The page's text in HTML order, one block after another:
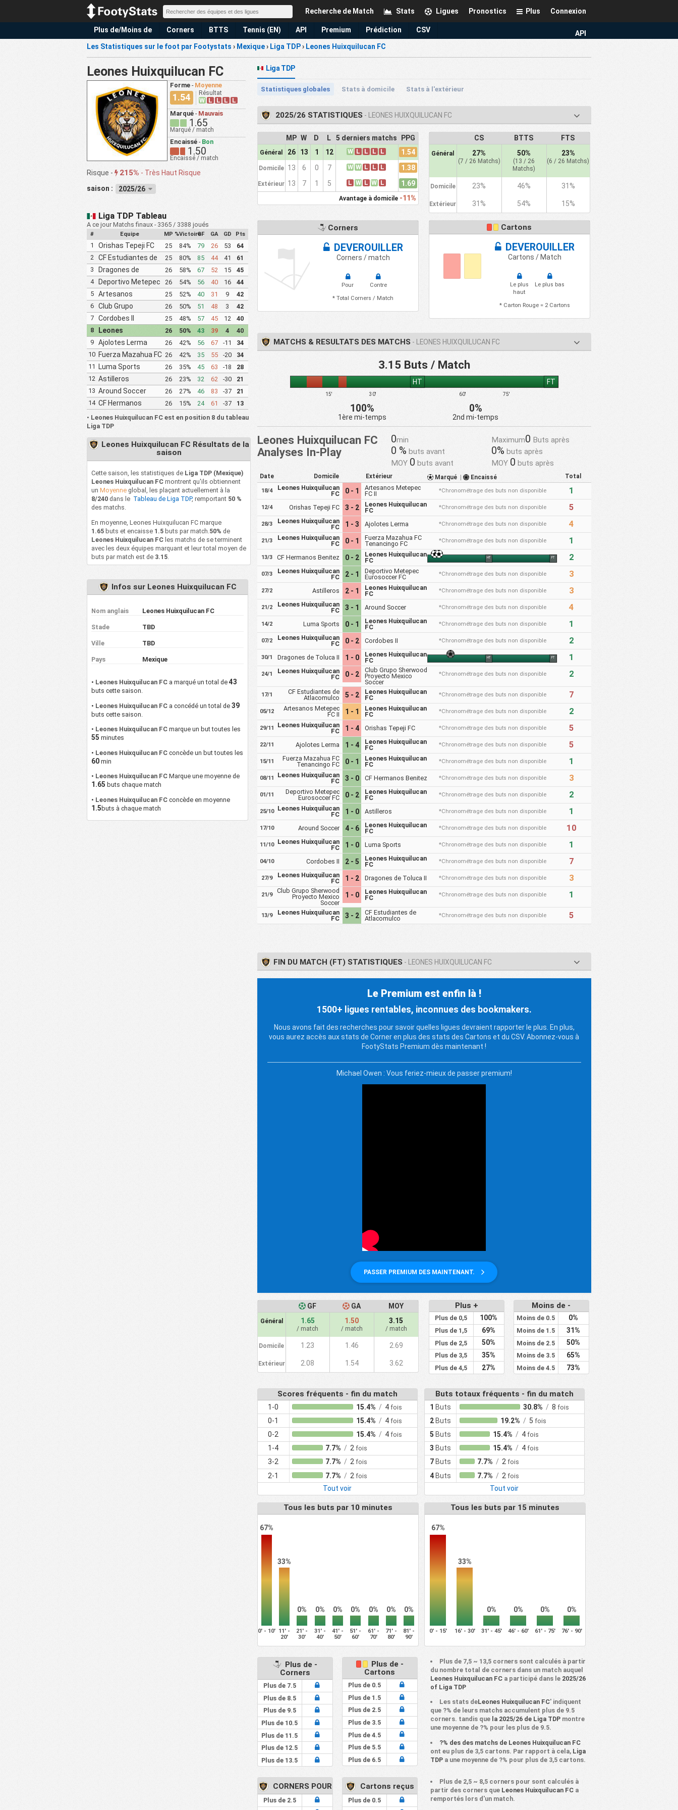
Connexion
Plus
Pronostics
Ligues
Stats
Recherche de Match
API
Plus de/Moins de Corners BTTS Tennis (EN) API Premium Prédiction CSV
Les Statistiques sur le foot par Footystats › Mexique› Liga TDP› Leones Huixquilucan FC
Leones Huixquilucan FC
Forme - Moyenne
1.54 Résultat
W L L L
L
Marqué - Mauvais
1.65
Marqué / match
Encaissé - Bon
1.50
Encaissé / match
Risque - 215% - Très Haut Risque
saison :
2025/26
Liga TDP Tableau
A ce jour Matchs finaux - 3365 / 3388 joués
# Equipe MP %VictoireGF GA GD Pts
1 Orishas Tepeji FC 25 84% 79 26 53
64
2
CF Estudiantes de
Atlacomulco
25 80% 85 44 41
61
3
Dragones de
Toluca II
26 58% 67 52 15
45
4
Deportivo Metepec
Eurosoccer FC
26 54% 56 40 16
44
5
Artesanos
Metepec FC II
25 52% 40 31 9
42
6
Club Grupo
Sherwood Proyecto
Mexico Soccer
26 50% 51 48 3
42
7
Cordobes II 25 48% 57 45 12
40
8
Leones
Huixquilucan FC
26 50% 43 39 4
40
9
Ajolotes Lerma 26 42% 56 67 -11
34
10 Fuerza Mazahua FC
Tenancingo FC
26 42% 35 55 -20
34
11
Luma Sports 26 35% 45 63 -18
28
12 Astilleros 26 23% 32 62 -30
21
13 Around Soccer 26 27% 46 83 -37
21
14 CF Hermanos
Benitez
26 15% 24 61 -37
13
• Leones Huixquilucan FC est en position 8 du tableau
Liga TDP
Leones Huixquilucan FC Résultats de la
saison
Cette saison, les statistiques de Liga TDP (Mexique)
Leones Huixquilucan FCmontrent qu'ils obtiennent
un Moyenneglobal, les plaçant actuellement à la
8/240dans le Tableau de Liga TDP, remportant 50 %
des matchs.
En moyenne, Leones Huixquilucan FC marque
1.65buts et encaisse 1.5buts par match. 50% de
Leones Huixquilucan FCles matchs de se terminent
avec les deux équipes marquant et leur total moyen de
buts par match est de 3.15.
Infos sur Leones Huixquilucan FC
Nom anglais Leones Huixquilucan FC
Stade TBD
Ville TBD
Pays Mexique
• Leones Huixquilucan FC a marqué un total de43
buts cette saison.
• Leones Huixquilucan FC a concédé un total de39
buts cette saison.
• Leones Huixquilucan FC marque un but toutes les
55 minutes
• Leones Huixquilucan FC concède un but toutes les
60 min
• Leones Huixquilucan FC Marque une moyenne de
1.65 buts chaque match
• Leones Huixquilucan FC concède en moyenne
1.5buts à chaque match
Liga TDP
Statistiques globales Stats à domicile Stats à l'extérieur
2025/26 STATISTIQUES - LEONES HUIXQUILUCAN FC
MP W D L 5 derniers matchs PPG
Général 26 13 1 12 W L L L L 1.54
Domicile 13 6 0 7 W W L L L 1.38
Extérieur 13 7 1 5 L W L W L 1.69
Avantage à domicile -11%
CS BTTS FTS
Général 27%
(7 / 26 Matchs)
50%
(13 / 26
Matchs)
23%
(6 / 26 Matchs)
Domicile 23% 46% 31%
Extérieur 31% 54% 15%
Corners
DEVEROUILLER
Corners / match
Pour
Contre
* Total Corners / Match
Cartons
DEVEROUILLER
Cartons / Match
Le plus
haut
Le plus bas
* Carton Rouge = 2 Cartons
MATCHS & RESULTATS DES MATCHS - LEONES HUIXQUILUCAN FC
3.15 Buts / Match
15' 30'
HT
60' 75'
FT
100%
1ère mi-temps
0%
2nd mi-temps
Leones Huixquilucan FC
Analyses In-Play
0min Maximum0 Buts après
0 % buts avant 0% buts après
MOY 0 buts avant MOY 0 buts après
Date Domicile Extérieur Marqué Encaissé Total
18/4
Leones Huixquilucan
FC
0 - 1
Artesanos Metepec
FC II
*Chronométrage des buts non disponible 1
12/4 Orishas Tepeji FC 3 - 2
Leones Huixquilucan
FC
*Chronométrage des buts non disponible 5
28/3
Leones Huixquilucan
FC
1 - 3 Ajolotes Lerma *Chronométrage des buts non disponible 4
21/3
Leones Huixquilucan
FC
0 - 1
Fuerza Mazahua FC
Tenancingo FC
*Chronométrage des buts non disponible 1
13/3 CF Hermanos Benitez 0 - 2
Leones Huixquilucan
FC
HT FT 2
07/3
Leones Huixquilucan
FC
2 - 1
Deportivo Metepec
Eurosoccer FC
*Chronométrage des buts non disponible 3
27/2 Astilleros 2 - 1
Leones Huixquilucan
FC
*Chronométrage des buts non disponible 3
21/2
Leones Huixquilucan
FC
3 - 1 Around Soccer *Chronométrage des buts non disponible 4
14/2 Luma Sports 0 - 1
Leones Huixquilucan
FC
*Chronométrage des buts non disponible 1
07/2
Leones Huixquilucan
FC
0 - 2 Cordobes II *Chronométrage des buts non disponible 2
30/1 Dragones de Toluca II 1 - 0
Leones Huixquilucan
FC
HT FT 1
24/1
Leones Huixquilucan
FC
0 - 2
Club Grupo Sherwood
Proyecto Mexico
Soccer
*Chronométrage des buts non disponible 2
17/1
CF Estudiantes de
Atlacomulco
5 - 2
Leones Huixquilucan
FC
*Chronométrage des buts non disponible 7
05/12
Artesanos Metepec
FC II
1 - 1
Leones Huixquilucan
FC
*Chronométrage des buts non disponible 2
29/11
Leones Huixquilucan
FC
1 - 4 Orishas Tepeji FC *Chronométrage des buts non disponible 5
22/11 Ajolotes Lerma 1 - 4
Leones Huixquilucan
FC
*Chronométrage des buts non disponible 5
15/11
Fuerza Mazahua FC
Tenancingo FC
0 - 1
Leones Huixquilucan
FC
*Chronométrage des buts non disponible 1
08/11
Leones Huixquilucan
FC
3 - 0 CF Hermanos Benitez *Chronométrage des buts non disponible 3
01/11
Deportivo Metepec
Eurosoccer FC
0 - 2
Leones Huixquilucan
FC
*Chronométrage des buts non disponible 2
25/10 Leones Huixquilucan
FC
1 - 0 Astilleros *Chronométrage des buts non disponible 1
17/10 Around Soccer 4 - 6
Leones Huixquilucan
FC
*Chronométrage des buts non disponible 10
11/10 Leones Huixquilucan
FC
1 - 0 Luma Sports *Chronométrage des buts non disponible 1
04/10 Cordobes II 2 - 5
Leones Huixquilucan
FC
*Chronométrage des buts non disponible 7
27/9
Leones Huixquilucan
FC
1 - 2 Dragones de Toluca II *Chronométrage des buts non disponible 3
21/9
Club Grupo Sherwood
Proyecto Mexico
Soccer
1 - 0
Leones Huixquilucan
FC
*Chronométrage des buts non disponible 1
13/9
Leones Huixquilucan
FC
3 - 2
CF Estudiantes de
Atlacomulco
*Chronométrage des buts non disponible 5
FIN DU MATCH (FT) STATISTIQUES - LEONES HUIXQUILUCAN FC
Le Premium est enfin là !
1500+ ligues rentables, inconnues des bookmakers.
Nous avons fait des recherches pour savoir quelles ligues devraient rapporter le plus. En plus,
vous aurez accès aux stats de Corner en plus des stats des Cartons et du CSV. Abonnez-vous à
FootyStats Premium dès maintenant !
PASSER PREMIUM DES MAINTENANT.
Michael Owen : Vous feriez-mieux de passer premium!
GF GA MOY
Général 1.65
/ match
1.50
/ match
3.15
/ match
Domicile 1.23 1.46 2.69
Extérieur 2.08 1.54 3.62
Plus +
Plus de 0,5 100%
Plus de 1,5 69%
Plus de 2,5 50%
Plus de 3,5 35%
Plus de 4,5 27%
Moins de -
Moins de 0.5 0%
Moins de 1.5 31%
Moins de 2.5 50%
Moins de 3.5 65%
Moins de 4.5 73%
Scores fréquents - fin du match
1-0 15.4% / 4 fois
0-1 15.4% / 4 fois
0-2 15.4% / 4 fois
1-4 7.7% / 2fois
3-2 7.7% / 2fois
2-1 7.7% / 2fois
Tout voir
Buts totaux fréquents - fin du match
1 Buts 30.8% / 8 fois
2 Buts 19.2% / 5 fois
5 Buts 15.4% / 4 fois
3 Buts 15.4% / 4 fois
7 Buts 7.7% / 2fois
4 Buts 7.7% / 2fois
Tout voir
Tous les buts par 10 minutes
67%
33%
0% 0% 0% 0% 0% 0% 0%
0' - 10' 11' -
20'
21' -
30'
31' -
40'
41' -
50'
51' -
60'
61' -
70'
71' -
80'
81' -
90'
Tous les buts par 15 minutes
67%
33%
0% 0% 0% 0%
0' - 15' 16' - 30' 31' - 45' 46' - 60' 61' - 75' 76' - 90'
Plus de -
Corners
Plus de 7.5
Plus de 8.5
Plus de 9.5
Plus de 10.5
Plus de 11.5
Plus de 12.5
Plus de 13.5
Plus de -
Cartons
Plus de 0.5
Plus de 1.5
Plus de 2.5
Plus de 3.5
Plus de 4.5
Plus de 5.5
Plus de 6.5
Plus de 7,5 ~ 13,5 corners sont calculés à partir
du nombre total de corners dans un match auquel
Leones Huixquilucan FC a participé dans le 2025/26
of Liga TDP
Les stats deLeones Huixquilucan FC' indiquent
que ?% de leurs matchs accumulent plus de 9.5
corners. tandis que la 2025/26 de Liga TDP montre
une moyenne de ?% pour les plus de 9.5.
?% des des matchs de Leones Huixquilucan FC
ont eu plus de 3,5 cartons. Par rapport à cela, Liga
TDP a une moyenne de ?% pour plus de 3,5 cartons.
CORNERS POUR
Plus de 2.5
Cartons reçus
Plus de 0.5
Plus de 2,5 ~ 8,5 corners pour sont calculés à
partir des corners que Leones Huixquilucan FC a
remportés lors d'un match.